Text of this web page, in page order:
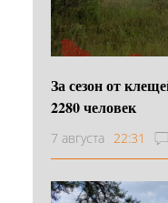
За сезон от
2280 человек
7 августа 22:31